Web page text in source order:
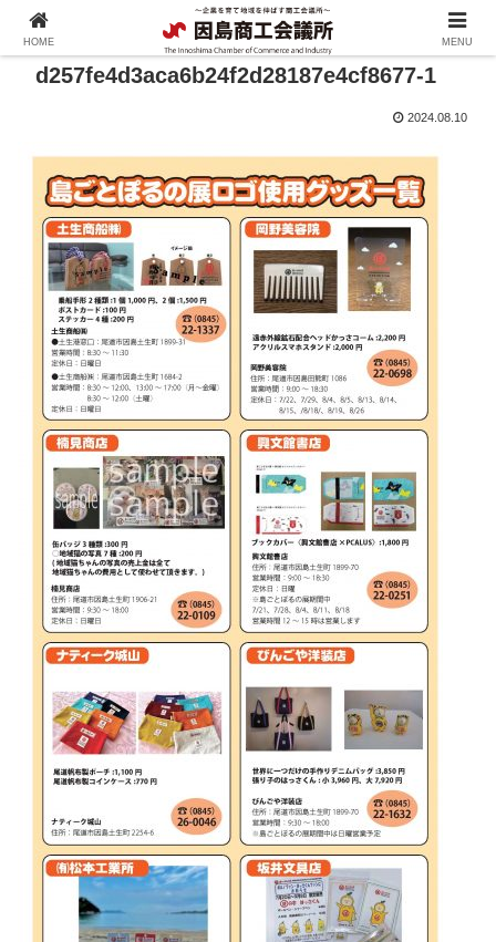
d257fe4d3aca6b24f2d28187e4cf8677-1
2024.08.10
HOME MENU